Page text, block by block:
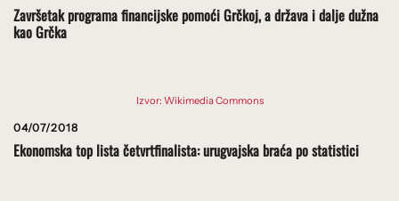
Završetak programa financijske pomoći Grčkoj, a država i dalje dužna
kao Grčka
Izvor: Wikimedia Commons
04/07/2018
Ekonomska top lista četvrtfinalista: urugvajska braća po statistici